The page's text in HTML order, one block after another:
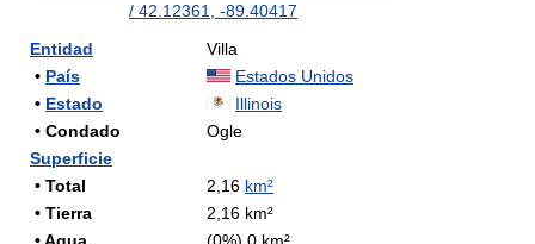
/ 42.12361
-89.40417
Entidad
Villa
• País
Estados Unidos
• Estado
Illinois
• Condado
Ogle
Superficie
• Total
2,16 km²
• Tierra
2,16 km²